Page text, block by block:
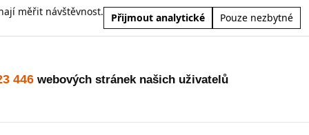
měřit návštěvnost.
Přijmout analytické Pouze nezbytné
446 webových stránek našich uživatelů